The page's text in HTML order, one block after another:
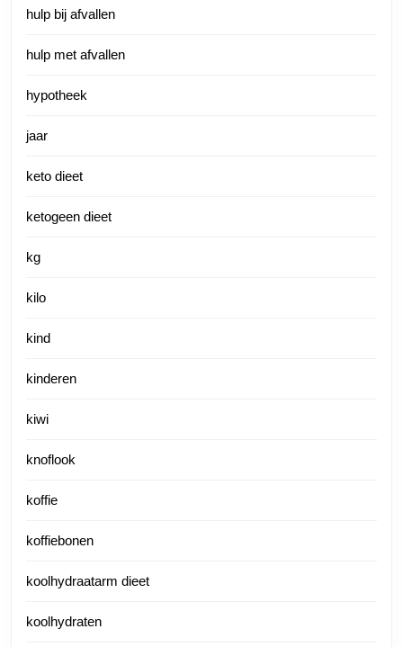
hulp bij afvallen
hulp met afvallen
hypotheek
jaar
keto dieet
ketogeen dieet
kg
kilo
kind
kinderen
kiwi
knoflook
koffie
koffiebonen
koolhydraatarm dieet
koolhydraten